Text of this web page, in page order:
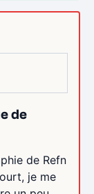
de
de Refn
je me